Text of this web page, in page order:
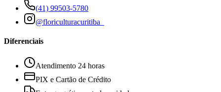
(41) 99503-5780
@floriculturacuritiba_
Diferenciais
Atendimento 24 horas
PIX e Cartão de Crédito